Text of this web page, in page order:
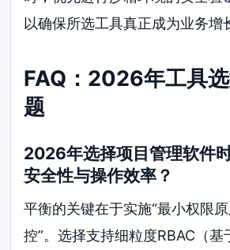
以确保所选工具真正成为业务增
FAQ：2026年工具
题
2026年选择项目管理软件
安全性与操作效率？
平衡的关键在于实施“最小权限
控”。选择支持细粒度RBAC（基